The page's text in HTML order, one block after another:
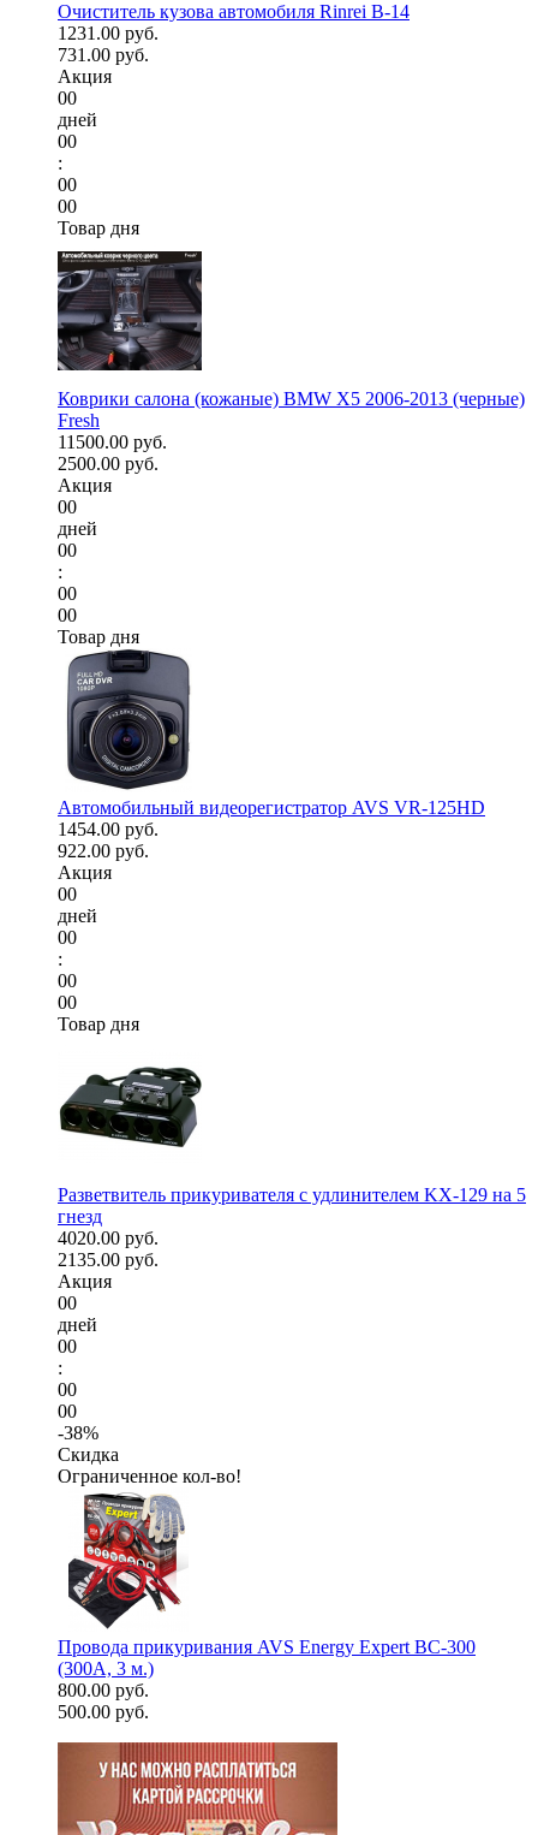
Очиститель кузова автомобиля Rinrei B-14
1231.00 руб.
731.00 руб.
Акция
00
дней
00
:
00
00
Товар дня
Коврики салона (кожаные) BMW X5 2006-2013 (черные)
Fresh
11500.00 руб.
2500.00 руб.
Акция
00
дней
00
:
00
00
Товар дня
Автомобильный видеорегистратор AVS VR-125HD
1454.00 руб.
922.00 руб.
Акция
00
дней
00
:
00
00
Товар дня
Разветвитель прикуривателя с удлинителем KX-129 на 5
гнезд
4020.00 руб.
2135.00 руб.
Акция
00
дней
00
:
00
00
-38%
Скидка
Ограниченное кол-во!
Провода прикуривания AVS Energy Expert BC-300
(300А, 3 м.)
800.00 руб.
500.00 руб.